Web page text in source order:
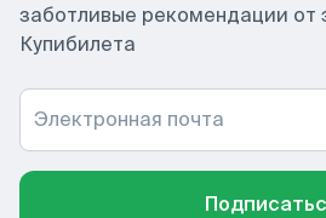
заботливые рекомендации от
Купибилета
Электронная почта